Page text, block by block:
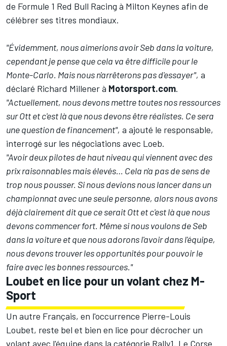
de Formule 1 Red Bull Racing à Milton Keynes afin de
célébrer ses titres mondiaux.
"Évidemment, nous aimerions avoir Seb dans la voiture,
cependant je pense que cela va être difficile pour le
Monte-Carlo. Mais nous n'arrêterons pas d'essayer", a
déclaré Richard Millener à Motorsport.com.
"Actuellement, nous devons mettre toutes nos ressources
sur Ott et c'est là que nous devons être réalistes. Ce sera
une question de financement", a ajouté le responsable,
interrogé sur les négociations avec Loeb.
"Avoir deux pilotes de haut niveau qui viennent avec des
prix raisonnables mais élevés… Cela n'a pas de sens de
trop nous pousser. Si nous devions nous lancer dans un
championnat avec une seule personne, alors nous avons
déjà clairement dit que ce serait Ott et c'est là que nous
devons commencer fort. Même si nous voulons de Seb
dans la voiture et que nous adorons l'avoir dans l'équipe,
nous devons trouver les opportunités pour pouvoir le
faire avec les bonnes ressources."
Loubet en lice pour un volant chez M-
Sport
Un autre Français, en l'occurrence Pierre-Louis
Loubet, reste bel et bien en lice pour décrocher un
volant avec l'équipe dans la catégorie Rally1. Le Corse